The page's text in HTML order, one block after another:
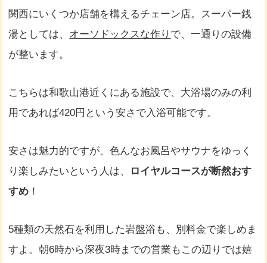
関西にいくつか店舗を構えるチェーン店。スーパー銭
湯としては、 オーソドックスな作り で、一通りの設備
が整います。
こちらは和歌山港近くにある施設で、大浴場のみの利
用であれば420円という安さで入浴可能です。
安さは魅力的ですが、色んなお風呂やサウナをゆっく
り楽しみたいという人は、
ロイヤルコースが断然おす
すめ ！
5種類の天然石を利用した岩盤浴も、別料金で楽しめま
すよ。朝6時から深夜3時までの営業もこの辺りでは嬉